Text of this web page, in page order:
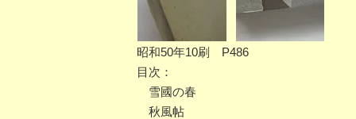
昭和50年10刷 P486
目次：
雪國の春
秋風帖